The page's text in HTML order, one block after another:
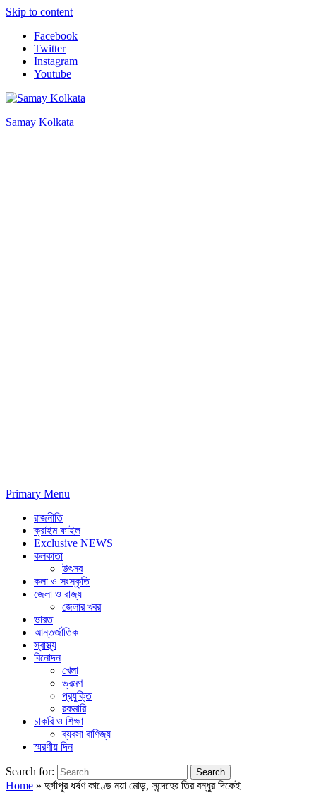
Skip to content
Facebook
Twitter
Instagram
Youtube
Samay Kolkata
Primary Menu
রাজনীতি
ক্রাইম ফাইল
Exclusive NEWS
কলকাতা
উৎসব
কলা ও সংস্কৃতি
জেলা ও রাজ্য
জেলার খবর
ভারত
আন্তর্জাতিক
স্বাস্থ্য
বিনোদন
খেলা
ভ্রমণ
প্রযুক্তি
রকমারি
চাকরি ও শিক্ষা
ব্যবসা বাণিজ্য
স্মরণীয় দিন
Search for:
Home » দুর্গাপুর ধর্ষণ কাণ্ডে নয়া মোড়, সন্দেহের তির বন্ধুর দিকেই